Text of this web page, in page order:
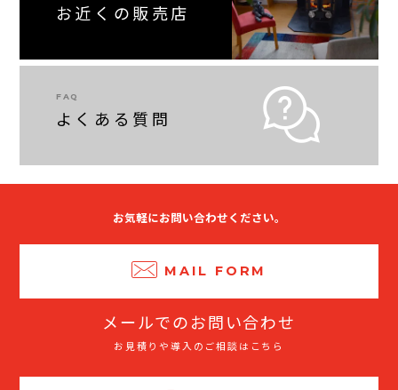
お近くの販売店
FAQ
よくある質問
お気軽にお問い合わせください。
MAIL FORM
メールでのお問い合わせ
お見積りや導入のご相談はこちら